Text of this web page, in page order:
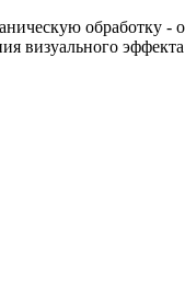
обработку
визуального